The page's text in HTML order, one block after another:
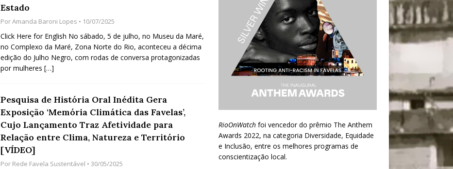
Estado
PorAmanda Baroni Lopes • 10/07/2025
Click Here for English No sábado, 5 de julho, no Museu da Maré,
no Complexo da Maré, Zona Norte do Rio, aconteceu a décima
edição do Julho Negro, com rodas de conversa protagonizadas
por mulheres […]
Pesquisa de História Oral Inédita Gera
Exposição ‘Memória Climática das Favelas’,
Cujo Lançamento Traz Afetividade para
Relação entre Clima, Natureza e Território
[VÍDEO]
Por Rede Favela Sustentável • 30/05/2025
RioOnWatchfoi vencedor do prêmio The Anthem
Awards 2022, na categoria Diversidade, Equidade
e Inclusão, entre os melhores programas de
conscientização local.